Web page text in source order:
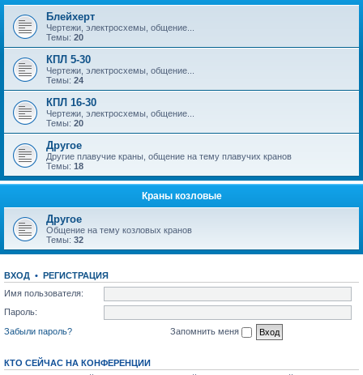
Блейхерт
Чертежи, электросхемы, общение...
Темы: 20
КПЛ 5-30
Чертежи, электросхемы, общение...
Темы: 24
КПЛ 16-30
Чертежи, электросхемы, общение...
Темы: 20
Другое
Другие плавучие краны, общение на тему плавучих кранов
Темы: 18
Краны козловые
Другое
Общение на тему козловых кранов
Темы: 32
ВХОД • РЕГИСТРАЦИЯ
Имя пользователя:
Пароль:
Забыли пароль?
Запомнить меня
КТО СЕЙЧАС НА КОНФЕРЕНЦИИ